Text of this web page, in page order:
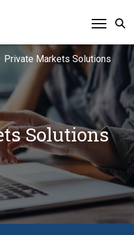
Solutions
Private Markets Solutions